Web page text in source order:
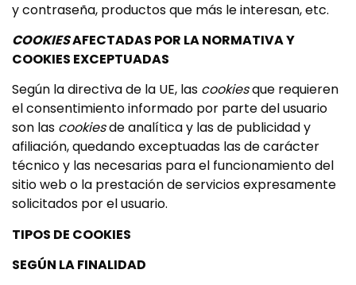
y contraseña, productos que más le interesan, etc.
COOKIESAFECTADAS POR LA NORMATIVA Y
COOKIES EXCEPTUADAS
Según la directiva de la UE, las cookiesque requieren
el consentimiento informado por parte del usuario
son las cookiesde analítica y las de publicidad y
afiliación, quedando exceptuadas las de carácter
técnico y las necesarias para el funcionamiento del
sitio web o la prestación de servicios expresamente
solicitados por el usuario.
TIPOS DE COOKIES
SEGÚN LA FINALIDAD